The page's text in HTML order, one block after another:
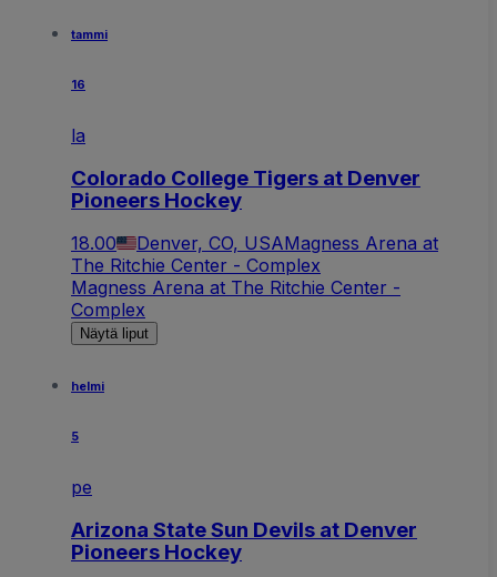
tammi
16
la
Colorado College Tigers at Denver
Pioneers Hockey
18.00 Denver, CO, USAMagness Arena at
The Ritchie Center - Complex
Magness Arena at The Ritchie Center -
Complex
Näytä liput
helmi
5
pe
Arizona State Sun Devils at Denver
Pioneers Hockey